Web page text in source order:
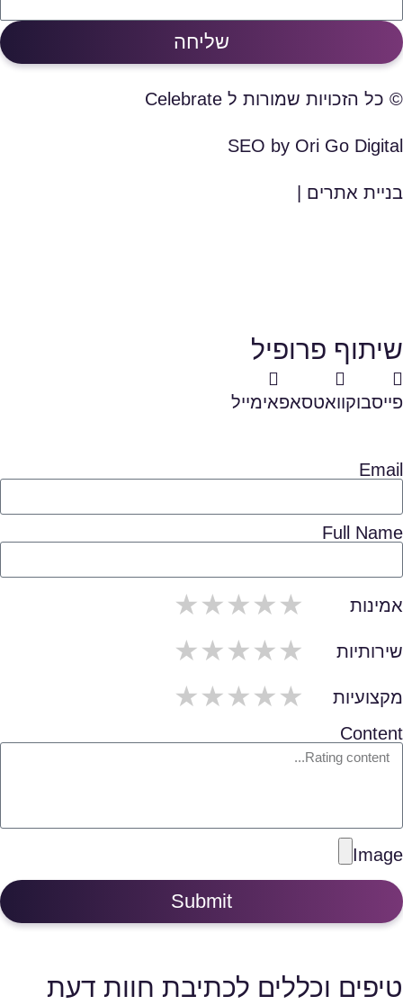
שליחה
© כל הזכויות שמורות ל Celebrate
SEO by Ori Go Digital
בניית אתרים |
שיתוף פרופיל
פייסבוקוואטסאפאימייל
Email
Full Name
אמינות 1/span>
2/span>
3/span>
4/span>
5/span>
שירותיות 1/span>
2/span>
3/span>
4/span>
5/span>
מקצועיות 1/span>
2/span>
3/span>
4/span>
5/span>
Content
Image
Submit
טיפים וכללים לכתיבת חוות דעת